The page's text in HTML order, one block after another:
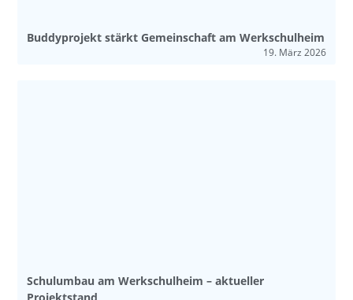
Buddyprojekt stärkt Gemeinschaft am Werkschulheim
19. März 2026
Schulumbau am Werkschulheim – aktueller